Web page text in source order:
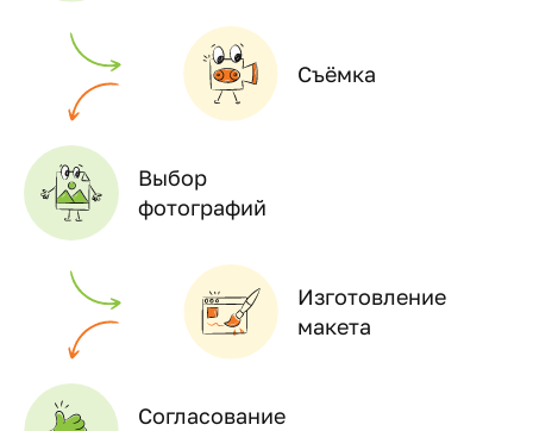
Съёмка
Выбор
фотографий
Изготовление
макета
Согласование